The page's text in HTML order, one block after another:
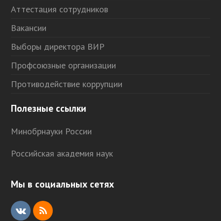
Аттестация сотрудников
Вакансии
Выборы директора ВИР
Профсоюзные организации
Противодействие коррупции
Полезные ссылки
Минобрнауки России
Российская академия наук
Мы в социальных сетях
V R